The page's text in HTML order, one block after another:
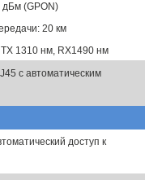
дБм (GPON)
20 км
1310 нм, RX1490 нм
с автоматическим
доступ к